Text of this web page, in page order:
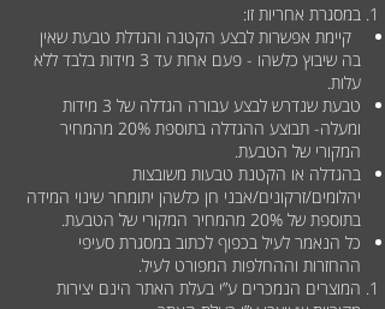
במסגרת אחריות זו:
קיימת אפשרות לבצע הקטנה והגדלת טבעת שאין
בה שיבוץ כלשהו - פעם אחת עד 3 מידות בלבד ללא
עלות.
טבעת שנדרש לבצע עבורה הגדלה של 3 מידות
ומעלה- תבוצע ההגדלה בתוספת 20% מהמחיר
המקורי של הטבעת.
בהגדלה או הקטנת טבעות משובצות
יהלומים/זרקונים/אבני חן כלשהן יתומחר שינוי המידה
בתוספת של 20% מהמחיר המקורי של הטבעת.
כל הנאמר לעיל בכפוף לכתוב במסגרת סעיפי
ההחזרות וההחלפות המפורט לעיל.
המוצרים הנמכרים ע”י בעלת האתר הינם יצירות